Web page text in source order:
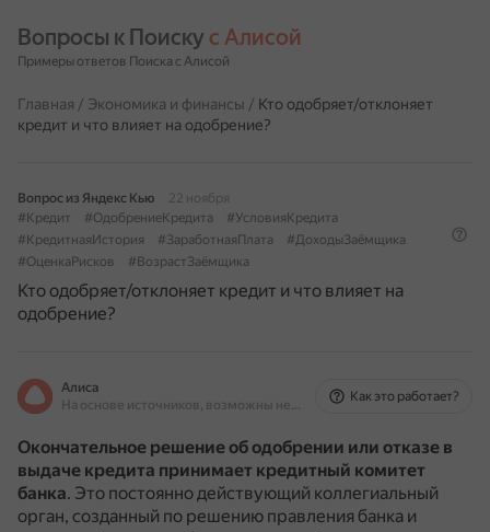
Вопросы к Поиску с Алисой
Примеры ответов Поиска с Алисой
Главная / Экономика и финансы / Кто одобряет/отклоняет
кредит и что влияет на одобрение?
Вопрос из Яндекс Кью
22 ноября
#Кредит
#ОдобрениеКредита
#УсловияКредита
#КредитнаяИстория
#ЗаработнаяПлата
#ДоходыЗаёмщика
#ОценкаРисков
#ВозрастЗаёмщика
Кто одобряет/отклоняет кредит и что влияет на
одобрение?
Алиса
На основе источников, возможны неточности
Как это работает?
Окончательное решение об одобрении или отказе в
выдаче кредита принимает кредитный комитет
банка. Это постоянно действующий коллегиальный
орган, созданный по решению правления банка и